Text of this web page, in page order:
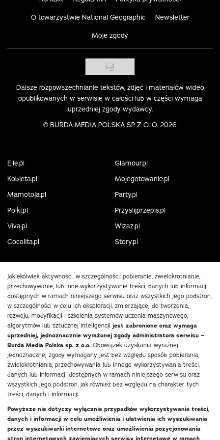
O towarzystwie National Geographic Newsletter
Moje zgody
Dalsze rozpowszechnianie tekstów, zdjęć i materiałów wideo
opublikowanych w serwisie w całości lub w części wymaga
uprzedniej zgody wydawcy.
© BURDA MEDIA POLSKA SP. Z O. O. 2026
Elle.pl
Glamour.pl
Kobieta.pl
Mojegotowanie.pl
Mamotoja.pl
Party.pl
Polki.pl
Przyslijprzepis.pl
Viva.pl
Wizaz.pl
Cocolita.pl
Story.pl
Jakiekolwiek aktywności, w szczególności: pobieranie, zwielokrotnianie,
przechowywanie, lub inne wykorzystywanie treści, danych lub informacji
dostępnych w ramach niniejszego serwisu oraz wszystkich jego podstron,
w szczególności w celu ich eksploracji, zmierzającej do tworzenia,
rozwoju, modyfikacji i szkolenia systemów uczenia maszynowego,
algorytmów lub sztucznej inteligencji jest zabronione oraz wymaga
uprzedniej, jednoznacznie wyrażonej zgody administratora serwisu –
Burda Media Polska sp. z o.o. Obowiązek uzyskania wyraźnej i
jednoznacznej zgody wymagany jest bez względu sposób pobierania,
zwielokrotniania, przechowywania lub innego wykorzystywania treści,
danych lub informacji dostępnych w ramach niniejszego serwisu oraz
wszystkich jego podstron, jak również bez względu na charakter tych
treści, danych i informacji.
Powyższe nie dotyczy wyłącznie przypadków wykorzystywania treści,
danych i informacji w celu umożliwienia i ułatwienia ich wyszukiwania
przez wyszukiwarki internetowe oraz umożliwienia pozycjonowania